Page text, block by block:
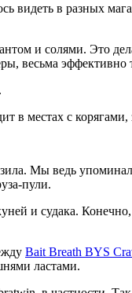
видеть в разных
и солями. Это
весьма эффективно
местах с
Мы ведь
пули.
и судака. Конечно,
Bait Breath BYS
ластами.